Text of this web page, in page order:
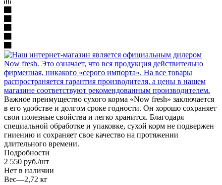
Важное преимущество сухого корма «Now fresh» заключается
в его удобстве и долгом сроке годности. Он хорошо сохраняет
свои полезные свойства и легко хранится. Благодаря
специальной обработке и упаковке, сухой корм не подвержен
гниению и сохраняет свое качество на протяжении
длительного времени.
Подробности
2 550 руб./шт
Нет в наличии
Вес—2,72 кг